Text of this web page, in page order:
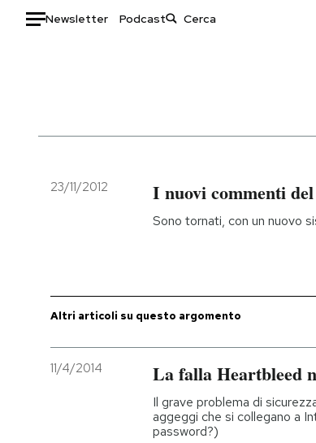
Newsletter Podcast
Italia
Politica
Economia
Sport
Moda
Ok Boomer!
Altrecose
Mondiali calcio 2026
23/11/2012 I nuovi commenti
Sono tornati, con un nuovo
Altri articoli su questo argomento
11/4/2014 La falla Heartbleed
Il grave problema di
aggeggi che si collegano a
password?)